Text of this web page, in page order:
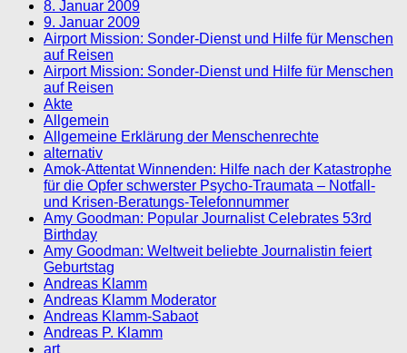
8. Januar 2009
9. Januar 2009
Airport Mission: Sonder-Dienst und Hilfe für Menschen
auf Reisen
Airport Mission: Sonder-Dienst und Hilfe für Menschen
auf Reisen
Akte
Allgemein
Allgemeine Erklärung der Menschenrechte
alternativ
Amok-Attentat Winnenden: Hilfe nach der Katastrophe
für die Opfer schwerster Psycho-Traumata – Notfall-
und Krisen-Beratungs-Telefonnummer
Amy Goodman: Popular Journalist Celebrates 53rd
Birthday
Amy Goodman: Weltweit beliebte Journalistin feiert
Geburtstag
Andreas Klamm
Andreas Klamm Moderator
Andreas Klamm-Sabaot
Andreas P. Klamm
art